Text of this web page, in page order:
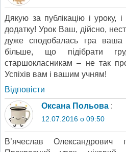
Дякую за публікацію і уроку,
додатку! Урок Ваш, дійсно,
дуже сподобалась гра
більше, що підібрати
старшокласникам – не так
Успіхів вам і вашим учням!
Відповіcти
Оксана Польова :
12.07.2016 о 09:50
В’ячеслав